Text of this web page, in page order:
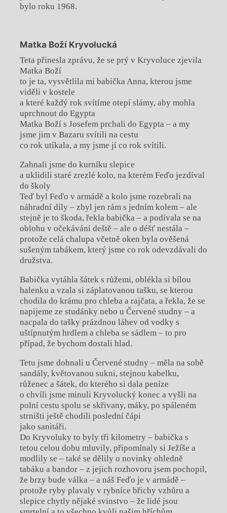
bylo roku 1968.
Matka Boží Kryvolucká
Teta přinesla zprávu, že se prý v Kryvoluce zjevila
Matka Boží
to je ta, vysvětlila mi babička Anna, kterou jsme
viděli v kostele
a které každý rok svítíme otepí slámy, aby mohla
uprchnout do Egypta
Matka Boží s Josefem prchali do Egypta – a my
jsme jim v Bazaru svítili na cestu
co rok utíkala, a my jsme jí co rok svítili.
Zahnali jsme do kurníku slepice
a uklidili staré zrezlé kolo, na kterém Feďo jezdíval
do školy
Teď byl Feďo v armádě a kolo jsme rozebrali na
náhradní díly – zbyl jen rám s jedním kolem – ale
stejně je to škoda, řekla babička – a podívala se na
oblohu v očekávání deště – ale o déšť nestála –
protože celá chalupa včetně oken byla ověšená
sušeným tabákem, který jsme co rok odevzdávali do
družstva.
Babička vytáhla šátek s růžemi, oblékla si bílou
halenku a vzala si záplatovanou tašku, se kterou
chodila do krámu pro chleba a rajčata, a řekla, že se
napijeme ze studánky nebo u Červené studny – a
nacpala do tašky prázdnou láhev od vodky s
uštípnutým hrdlem a chleba se sádlem – to pro
případ, že bychom dostali hlad.
Tetu jsme dohnali u Červené studny – měla na sobě
sandály, květovanou sukni, stejnou kabelku,
růženec a šátek, do kterého si dala peníze
o chvíli jsme minuli Kryvolucký konec a vyšli na
polní cestu spolu se skřivany, máky, po spáleném
strništi ještě chodili poslední čápi
jako sanitáři.
Do Kryvoluky to byly tři kilometry – babička s
tetou celou dobu mluvily, připomínaly si Ježíše a
modlily se – také se dělily o novinky ohledně
tabáku a bandor – z jejich rozhovoru jsem pochopil,
že brzy bude válka – a náš Feďo je v armádě –
protože ryby plavaly v rybníce břichy vzhůru a
slepice chytly nějaké svinstvo – že lidé jsou